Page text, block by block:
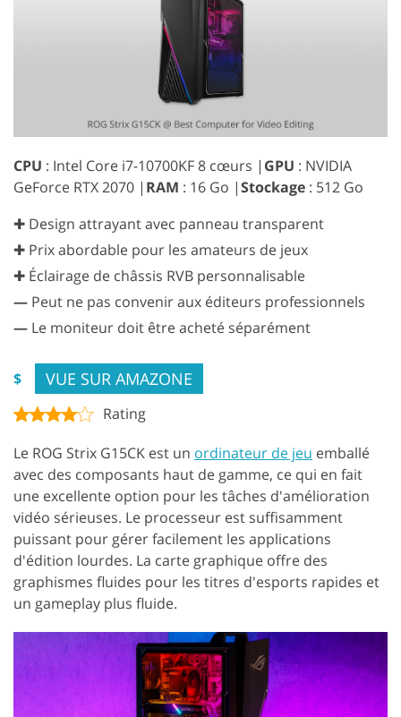
CPU : Intel Core i7-10700KF 8 cœurs | GPU : NVIDIA
GeForce RTX 2070 | RAM : 16 Go |Stockage : 512 Go
✚ Design attrayant avec panneau transparent
✚ Prix abordable pour les amateurs de jeux
✚ Éclairage de châssis RVB personnalisable
— Peut ne pas convenir aux éditeurs professionnels
— Le moniteur doit être acheté séparément
$ VUE SUR AMAZONE
Rating
Le ROG Strix G15CK est un ordinateur de jeu emballé
avec des composants haut de gamme, ce qui en fait
une excellente option pour les tâches d'amélioration
vidéo sérieuses. Le processeur est suffisamment
puissant pour gérer facilement les applications
d'édition lourdes. La carte graphique offre des
graphismes fluides pour les titres d'esports rapides et
un gameplay plus fluide.